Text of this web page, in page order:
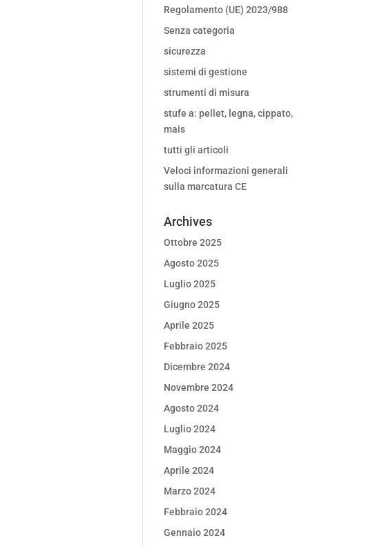
Regolamento (UE) 2023/988
Senza categoria
sicurezza
sistemi di gestione
strumenti di misura
stufe a: pellet, legna, cippato,
mais
tutti gli articoli
Veloci informazioni generali
sulla marcatura CE
Archives
Ottobre 2025
Agosto 2025
Luglio 2025
Giugno 2025
Aprile 2025
Febbraio 2025
Dicembre 2024
Novembre 2024
Agosto 2024
Luglio 2024
Maggio 2024
Aprile 2024
Marzo 2024
Febbraio 2024
Gennaio 2024